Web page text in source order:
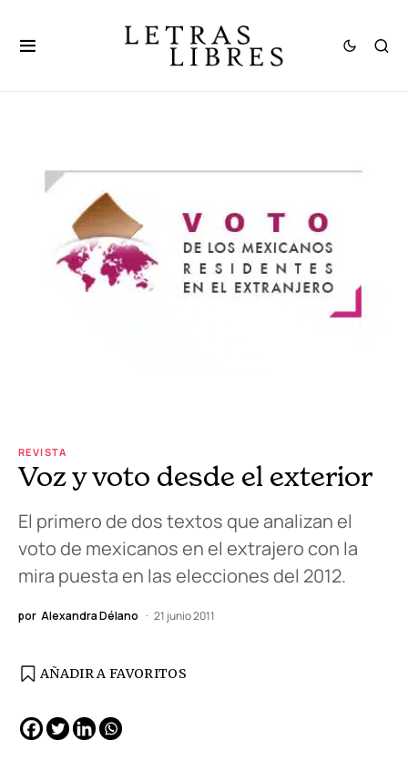
REVISTA
Voz y voto desde el exterior
El primero de dos textos que analizan el
voto de mexicanos en el extrajero con la
mira puesta en las elecciones del 2012.
por Alexandra Délano 21 junio 2011
AÑADIR A FAVORITOS